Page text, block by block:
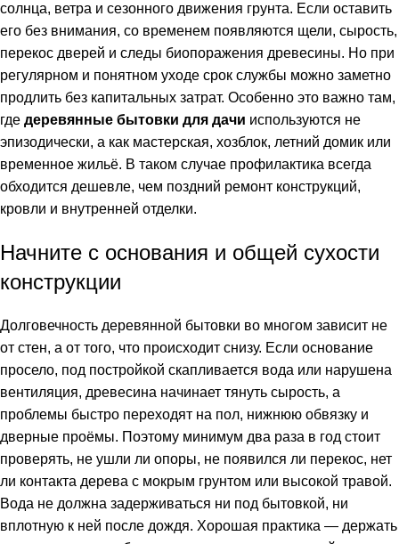
солнца, ветра и сезонного движения грунта. Если оставить
его без внимания, со временем появляются щели, сырость,
перекос дверей и следы биопоражения древесины. Но при
регулярном и понятном уходе срок службы можно заметно
продлить без капитальных затрат. Особенно это важно там,
где деревянные бытовки для дачи используются не
эпизодически, а как мастерская, хозблок, летний домик или
временное жильё. В таком случае профилактика всегда
обходится дешевле, чем поздний ремонт конструкций,
кровли и внутренней отделки.
Начните с основания и общей сухости
конструкции
Долговечность деревянной бытовки во многом зависит не
от стен, а от того, что происходит снизу. Если основание
просело, под постройкой скапливается вода или нарушена
вентиляция, древесина начинает тянуть сырость, а
проблемы быстро переходят на пол, нижнюю обвязку и
дверные проёмы. Поэтому минимум два раза в год стоит
проверять, не ушли ли опоры, не появился ли перекос, нет
ли контакта дерева с мокрым грунтом или высокой травой.
Вода не должна задерживаться ни под бытовкой, ни
вплотную к ней после дождя. Хорошая практика — держать